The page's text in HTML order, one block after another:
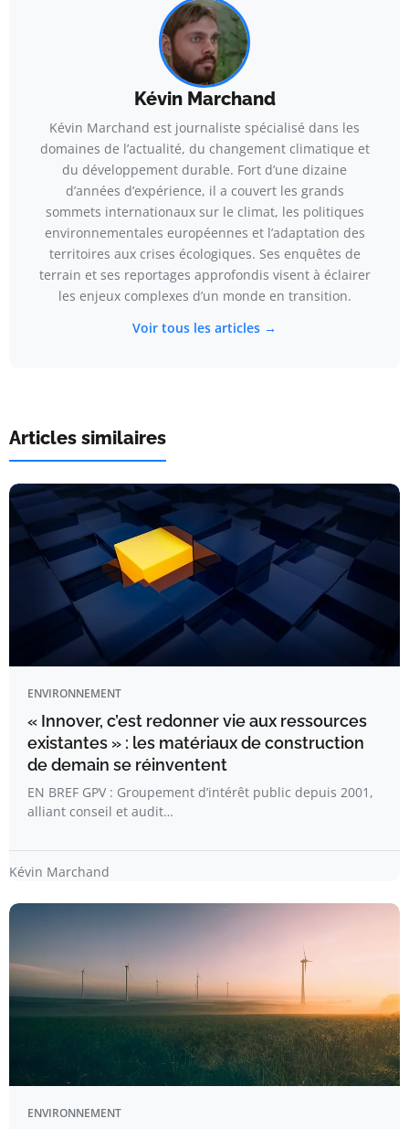
Kévin Marchand
Kévin Marchand est journaliste spécialisé dans les
domaines de l’actualité, du changement climatique et
du développement durable. Fort d’une dizaine
d’années d’expérience, il a couvert les grands
sommets internationaux sur le climat, les politiques
environnementales européennes et l’adaptation des
territoires aux crises écologiques. Ses enquêtes de
terrain et ses reportages approfondis visent à éclairer
les enjeux complexes d’un monde en transition.
Voir tous les articles →
Articles similaires
ENVIRONNEMENT
« Innover, c’est redonner vie aux ressources
existantes » : les matériaux de construction
de demain se réinventent
EN BREF GPV : Groupement d’intérêt public depuis 2001,
alliant conseil et audit…
Kévin Marchand
ENVIRONNEMENT